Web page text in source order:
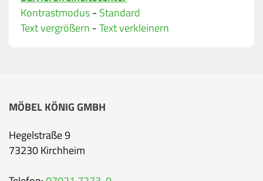
Kontrastmodus- Standard
Text vergrößern -Text verkleinern
MÖBEL KÖNIG GMBH
Hegelstraße 9
73230 Kirchheim
Bitte geben Sie Ihren vollständigen Namen
E-Mail-Adresse*
Ihr Wunschtermin / Rückruf